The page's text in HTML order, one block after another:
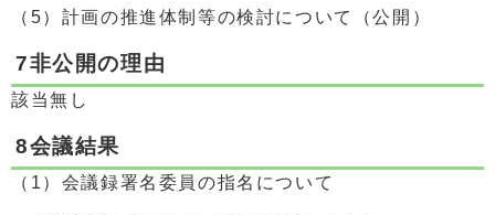
（5）計画の推進体制等の検討について（公開）
7非公開の理由
該当無し
8会議結果
（1）会議録署名委員の指名について